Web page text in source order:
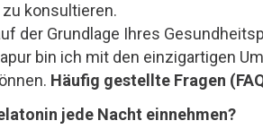
konsultieren.
der Grundlage Ihres
bin ich mit den einzigartigen
Häufig gestellte Fragen
jede Nacht einnehmen?